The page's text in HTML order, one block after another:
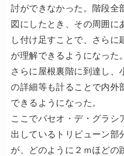
討ができなかった。階段全
図にしたとき、その周囲に
し付け足すことで、さらに
が理解できるようになった。
さらに屋根裏階に到達し、
の詳細等も計ることで内外
できるようになった。
ここでパセオ・デ・グラシ
出しているトリビューン部
が、どのように２ｍほどの